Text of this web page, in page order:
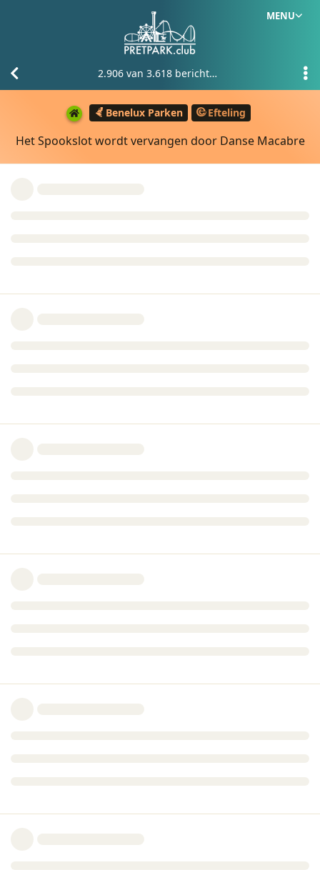
MENU
Benelux Parken Efteling
Het Spookslot wordt vervangen door Danse Macabre
2.906 van 3.618 berichten